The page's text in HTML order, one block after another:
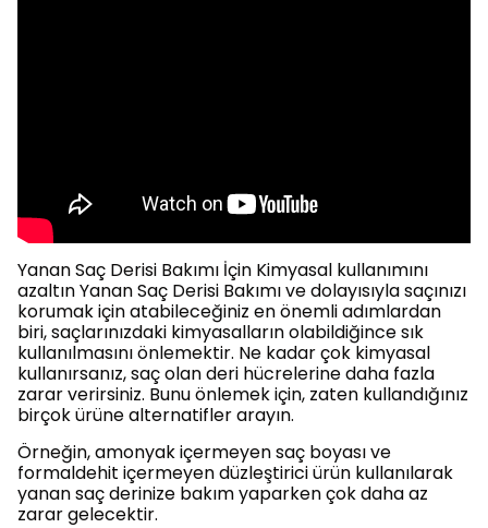
Yanan Saç Derisi Bakımı İçin Kimyasal kullanımını
azaltın Yanan Saç Derisi Bakımı ve dolayısıyla saçınızı
korumak için atabileceğiniz en önemli adımlardan
biri, saçlarınızdaki kimyasalların olabildiğince sık
kullanılmasını önlemektir. Ne kadar çok kimyasal
kullanırsanız, saç olan deri hücrelerine daha fazla
zarar verirsiniz. Bunu önlemek için, zaten kullandığınız
birçok ürüne alternatifler arayın.
Örneğin, amonyak içermeyen saç boyası ve
formaldehit içermeyen düzleştirici ürün kullanılarak
yanan saç derinize bakım yaparken çok daha az
zarar gelecektir.